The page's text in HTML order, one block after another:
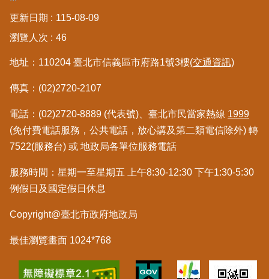
區
合
訊
熱
門
關
字
都
地
資
更新日期
115-08-09
瀏覽人次
46
地址：110204 臺北市信義區市府路1號3樓(交通資訊)
傳真：(02)2720-2107
電話：(02)2720-8889 (代表號)、臺北市民當家熱線 1999
(免付費電話服務，公共電話，放心講及第二類電信除外) 轉
7522(服務台) 或 地政局各單位服務電話
服務時間：星期一至星期五 上午8:30-12:30 下午1:30-5:30
例假日及國定假日休息
Copyright@臺北市政府地政局
最佳瀏覽畫面 1024*768